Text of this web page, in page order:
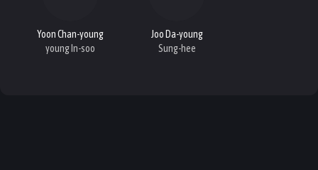
Yoon Chan-young
young In-soo
Joo Da-young
Sung-hee